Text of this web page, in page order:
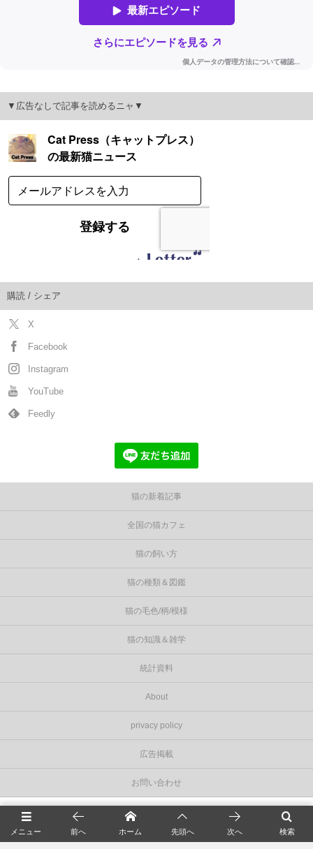
▼広告なしで記事を読めるニャ▼
購読 / シェア
X
Facebook
Instagram
YouTube
Feedly
猫の新着記事
全国の猫カフェ
猫の飼い方
猫の種類＆図鑑
猫の毛色/柄/模様
猫の知識＆雑学
統計資料
About
privacy policy
広告掲載
お問い合わせ
Cat Press（キャットプレス）
メニュー 検索
前へ ホーム 先頭へ 次へ